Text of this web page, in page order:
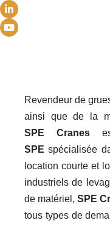
Revendeur de
ainsi que de la
SPE Cranes
SPE spécialisée
location courte et
industriels de
de matériel, SPE
tous types de